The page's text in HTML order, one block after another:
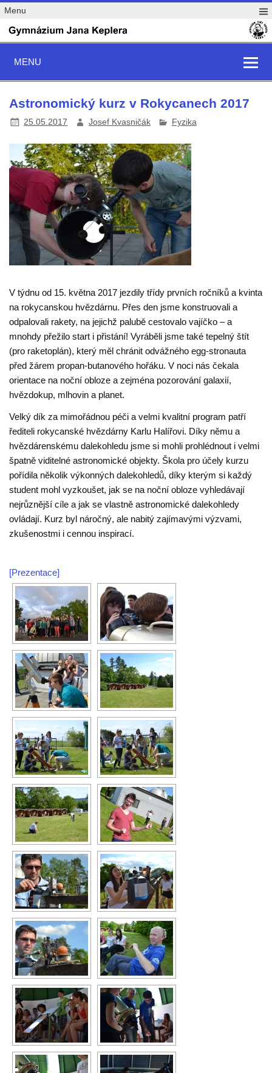
Menu
MENU
Astronomický kurz v Rokycanech 2017
25.05.2017 Josef Kvasničák Fyzika
V týdnu od 15. května 2017 jezdily třídy prvních ročníků a kvinta
na rokycanskou hvězdárnu. Přes den jsme konstruovali a
odpalovali rakety, na jejichž palubě cestovalo vajíčko – a
mnohdy přežilo start i přistání! Vyráběli jsme také tepelný štít
(pro raketoplán), který měl chránit odvážného egg-stronauta
před žárem propan-butanového hořáku. V noci nás čekala
orientace na noční obloze a zejména pozorování galaxií,
hvězdokup, mlhovin a planet.
Velký dík za mimořádnou péči a velmi kvalitní program patří
řediteli rokycanské hvězdárny Karlu Halířovi. Díky němu a
hvězdárenskému dalekohledu jsme si mohli prohlédnout i velmi
špatně viditelné astronomické objekty. Škola pro účely kurzu
pořídila několik výkonných dalekohledů, díky kterým si každý
student mohl vyzkoušet, jak se na noční obloze vyhledávají
nejrůznější cíle a jak se vlastně astronomické dalekohledy
ovládají. Kurz byl náročný, ale nabitý zajímavými výzvami,
zkušenostmi i cennou inspirací.
[Prezentace]